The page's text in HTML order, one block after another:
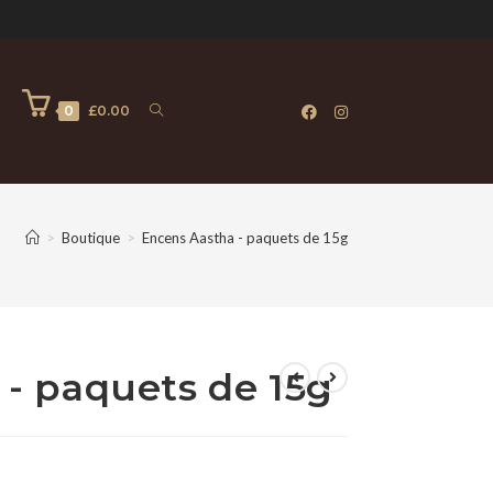
0 £0.00
> Boutique > Encens Aastha - paquets de 15g
paquets de 15g